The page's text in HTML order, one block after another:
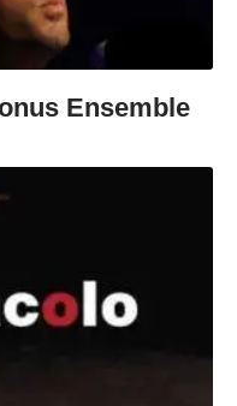
Ensemble